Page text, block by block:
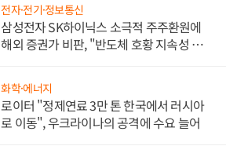
전자·전기·정보통신
삼성전자 SK하이닉스 소극적 주주환원에
해외 증권가 비판, "반도체 호황 지속성 의
화학·에너지
로이터 "정제연료 3만 톤 한국에서 러시아
로 이동", 우크라이나의 공격에 수요 늘어